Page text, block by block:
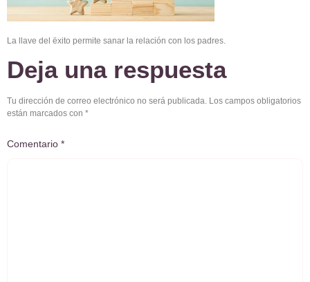
La llave del ëxito permite sanar la relación con los padres.
Deja una respuesta
Tu dirección de correo electrónico no será publicada. Los campos obligatorios
están marcados con *
Comentario *